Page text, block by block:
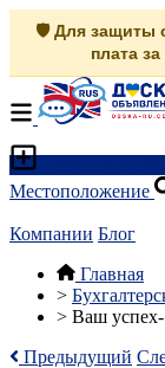
🛡️ Для защиты
плата
Местоположение
Компании Блог
Главная
>
> Ваш
Предыдущий